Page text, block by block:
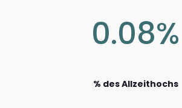
0.08%
% des Allzeithochs